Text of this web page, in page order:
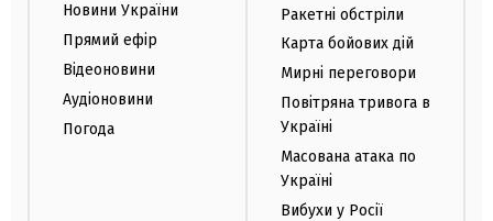
Новини України
Прямий ефір
Відеоновини
Аудіоновини
Погода
Ракетні обстріли
Карта бойових дій
Мирні переговори
Повітряна тривога в
Україні
Масована атака по
Україні
Вибухи у Росії